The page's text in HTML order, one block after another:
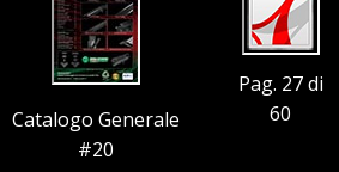
Catalogo Generale
#20
Pag. 27 di
60